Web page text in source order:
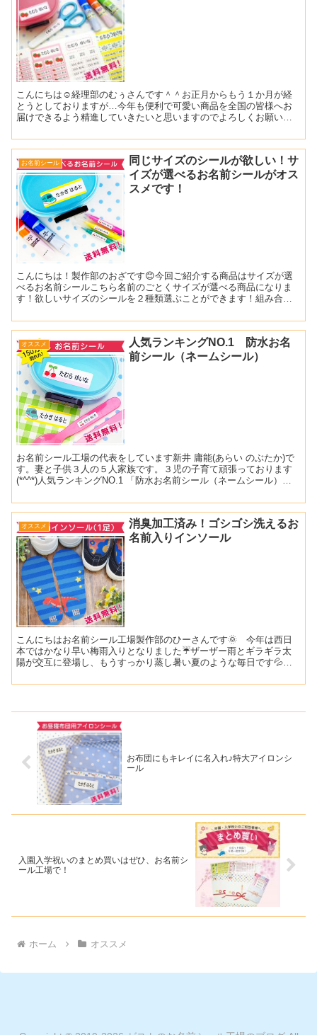
こんにちは☺経理部のむぅさんです＾＾お正月からもう１か月が経
とうとしておりますが…今年も便利で可愛い商品を全国の皆様へお
届けできるよう精進していきたいと思いますのでよろしくお願い致
で...
お名前シール
同じサイズのシールが欲しい！サ
イズが選べるお名前シールがオス
スメです！
こんにちは！製作部のおざです😊今回ご紹介する商品はサイズが選
べるお名前シールこちら名前のごとくサイズが選べる商品になりま
す！欲しいサイズのシールを２種類選ぶことができます！組み合わ
オススメ
人気ランキングNO.1 防水お名
前シール（ネームシール）
お名前シール工場の代表をしています新井 庸能(あらい のぶたか)で
す。妻と子供３人の５人家族です。３児の子育て頑張っております
(*^^*)人気ランキングNO.1 「防水お名前シール（ネームシール）」
オススメ
消臭加工済み！ゴシゴシ洗えるお
名前入りインソール
こんにちはお名前シール工場製作部のひーさんです🌞 今年は西日
本ではかなり早い梅雨入りとなりました☔ザーザー雨とギラギラ太
陽が交互に登場し、もうすっかり蒸し暑い夏のような毎日です💦
お布団にもキレイに名入れ♪特大アイロンシ
ール
入園入学祝いのまとめ買いはぜひ、お名前シ
ール工場で！
ホーム オススメ